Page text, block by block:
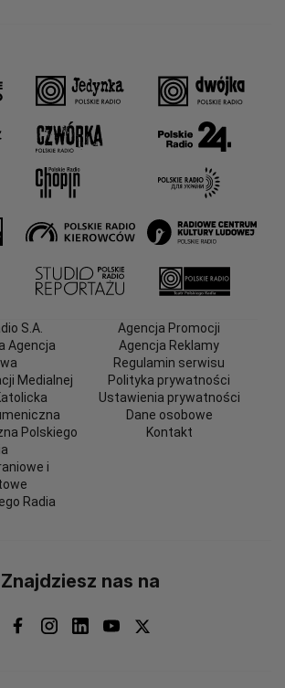
S.A.
Agencja
Medialnej
Polskiego
i
Radia
Agencja Promocji
Agencja Reklamy
Regulamin serwisu
Polityka prywatności
Ustawienia prywatności
Dane osobowe
Kontakt
Znajdziesz nas na